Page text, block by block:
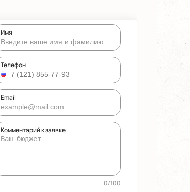
Имя
Телефон
Email
Комментарий к заявке
0/100